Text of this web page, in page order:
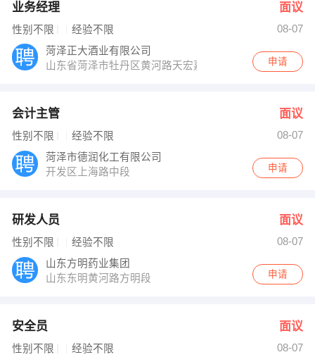
业务经理 面议
性别不限 经验不限
08-07
菏泽正大酒业有限公司
山东省菏泽市牡丹区黄河路天宏嘉苑3号楼1单元502
申请
会计主管 面议
性别不限 经验不限
08-07
菏泽市德润化工有限公司
开发区上海路中段
申请
研发人员 面议
性别不限 经验不限
08-07
山东方明药业集团
山东东明黄河路方明段
申请
安全员 面议
性别不限 经验不限
08-07